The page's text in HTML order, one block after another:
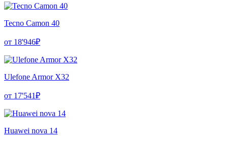
Tecno Camon 40
от 18'946₽
Ulefone Armor X32
от 17'541₽
Huawei nova 14